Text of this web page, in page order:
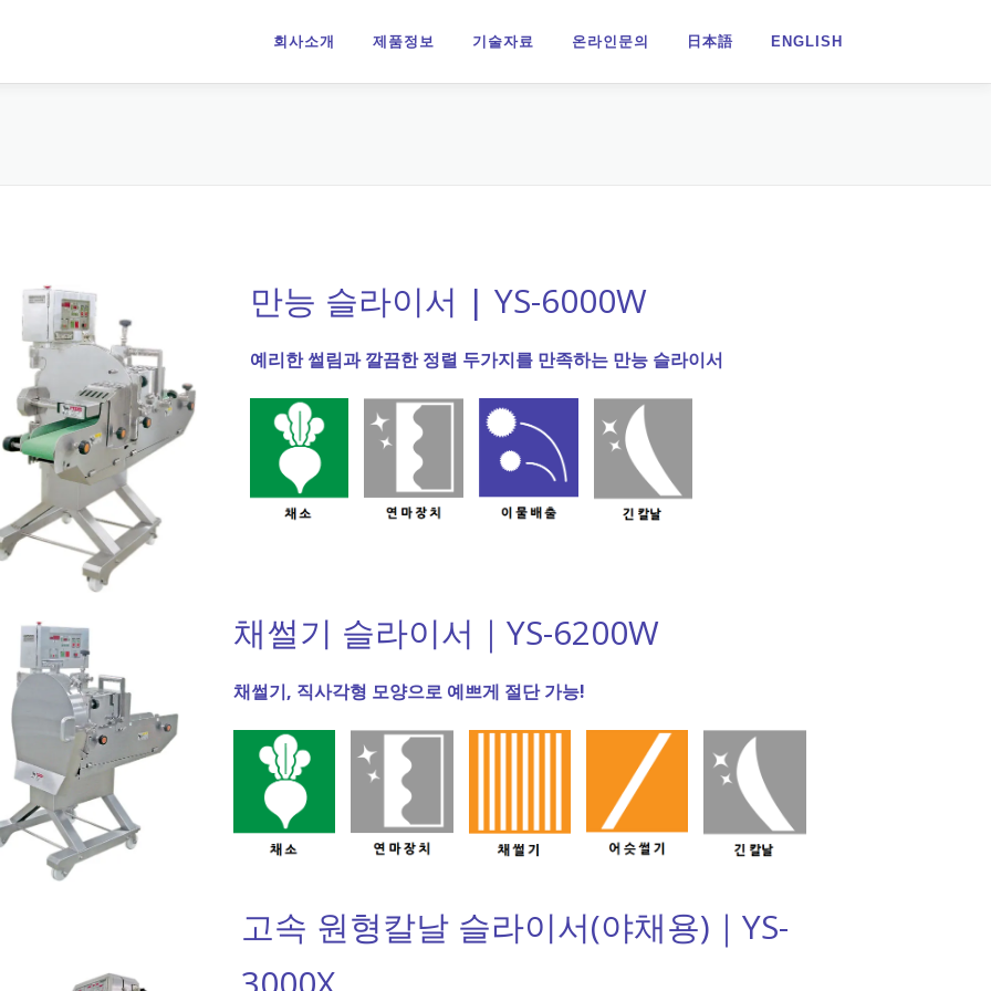
회사소개 제품정보 기술자료 온라인문의 日本語 ENGLISH
만능 슬라이서 | YS-6000W
예리한 썰림과 깔끔한 정렬 두가지를 만족하는 만능 슬라이서
채썰기 슬라이서｜YS-6200W
채썰기, 직사각형 모양으로 예쁘게 절단 가능!
고속 원형칼날 슬라이서(야채용)｜YS-